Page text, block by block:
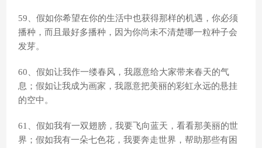
59、假如你希望在你的生活中也获得那样的机遇，你必须
播种，而且最好多播种，因为你尚未不清楚哪一粒种子会
发芽。
60、假如让我作一缕春风，我愿意给大家带来春天的气
息；假如让我成为画家，我愿意把美丽的彩虹永远的悬挂
的空中。
61、假如我有一双翅膀，我要飞向蓝天，看看那美丽的世
界；假如我有一朵七色花，我要奔走世界，帮助那些有困